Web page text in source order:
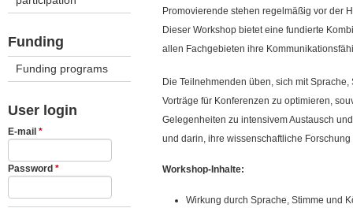
Funding
Funding programs
User login
E-mail *
Password *
Promovierende stehen regelmäßig vor der
Dieser Workshop bietet eine fundierte
allen Fachgebieten ihre
Die Teilnehmenden üben, sich mit
Vorträge für Konferenzen zu optimieren,
Gelegenheiten zu intensivem Austausch
und darin, ihre wissenschaftliche
Workshop-Inhalte:
Wirkung durch Sprache, Stimme und